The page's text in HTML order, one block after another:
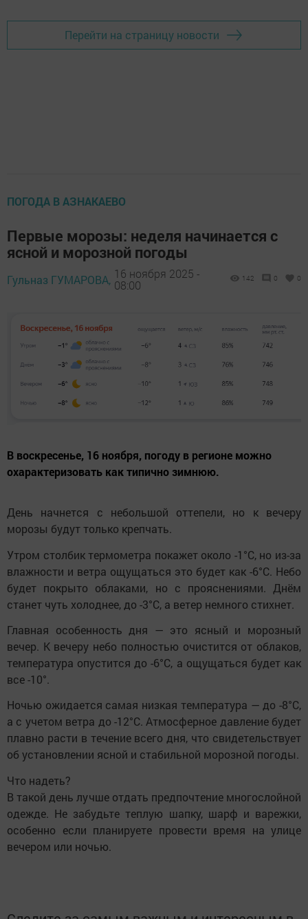
Перейти на страницу новости
ПОГОДА В АЗНАКАЕВО
Первые морозы: неделя начинается с
ясной и морозной погоды
Гульназ ГУМАРОВА, 16 ноября 2025 -
08:00
142 0 0
В воскресенье, 16 ноября, погоду в регионе можно
охарактеризовать как типично зимнюю.
День начнется с небольшой оттепели, но к вечеру
морозы будут только крепчать.
Утром столбик термометра покажет около -1°C, но из-за
влажности и ветра ощущаться это будет как -6°C. Небо
будет покрыто облаками, но с прояснениями. Днём
станет чуть холоднее, до -3°C, а ветер немного стихнет.
Главная особенность дня — это ясный и морозный
вечер. К вечеру небо полностью очистится от облаков,
температура опустится до -6°C, а ощущаться будет как
все -10°.
Ночью ожидается самая низкая температура — до -8°C,
а с учетом ветра до -12°C. Атмосферное давление будет
плавно расти в течение всего дня, что свидетельствует
об установлении ясной и стабильной морозной погоды.
Что надеть?
В такой день лучше отдать предпочтение многослойной
одежде. Не забудьте теплую шапку, шарф и варежки,
особенно если планируете провести время на улице
вечером или ночью.